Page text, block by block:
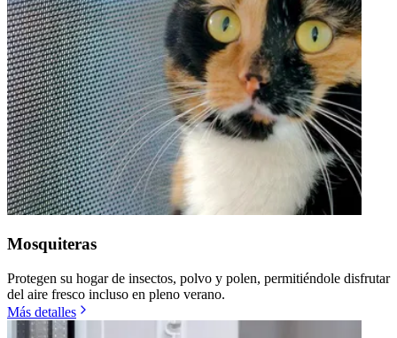
Mosquiteras
Protegen su hogar de insectos, polvo y polen, permitiéndole disfrutar
del aire fresco incluso en pleno verano.
Más detalles